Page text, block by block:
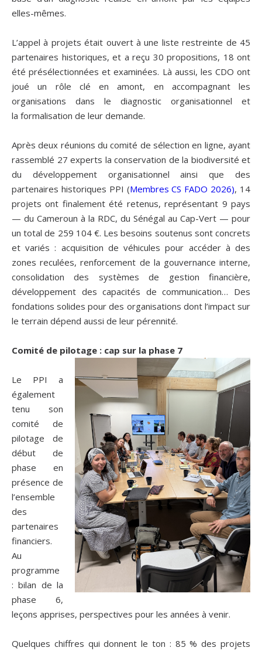
elles-mêmes.
L’appel à projets était ouvert à une liste restreinte de 45
partenaires historiques, et a reçu 30 propositions, 18 ont
été présélectionnées et examinées. Là aussi, les CDO ont
joué un rôle clé en amont, en accompagnant les
organisations dans le diagnostic organisationnel et
la formalisation de leur demande.
Après deux réunions du comité de sélection en ligne, ayant
rassemblé 27 experts la conservation de la biodiversité et
du développement organisationnel ainsi que des
partenaires historiques PPI (Membres CS FADO 2026), 14
projets ont finalement été retenus, représentant 9 pays
— du Cameroun à la RDC, du Sénégal au Cap-Vert — pour
un total de 259 104 €. Les besoins soutenus sont concrets
et variés : acquisition de véhicules pour accéder à des
zones reculées, renforcement de la gouvernance interne,
consolidation des systèmes de gestion financière,
développement des capacités de communication… Des
fondations solides pour des organisations dont l’impact sur
le terrain dépend aussi de leur pérennité.
Comité de pilotage : cap sur la phase 7
Le PPI a
également
tenu son
comité de
pilotage de
début de
phase en
présence de
l’ensemble
des
partenaires
financiers.
Au
programme
: bilan de la
phase 6,
leçons apprises, perspectives pour les années à venir.
Quelques chiffres qui donnent le ton : 85 % des projets